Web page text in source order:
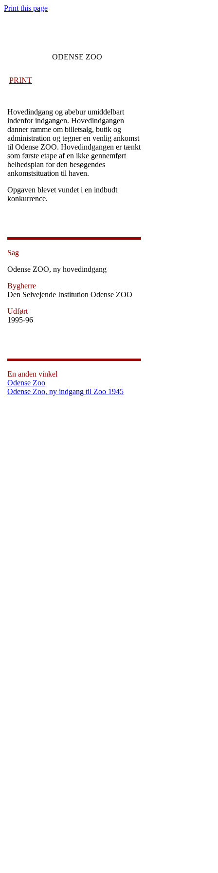
Print this page
ODENSE ZOO
PRINT
Hovedindgang og abebur umiddelbart
indenfor indgangen. Hovedindgangen
danner ramme om billetsalg, butik og
administration og tegner en venlig ankomst
til Odense ZOO. Hovedindgangen er tænkt
som første etape af en ikke gennemført
helhedsplan for den besøgendes
ankomstsituation til haven.
Opgaven blevet vundet i en indbudt
konkurrence.
Sag
Odense ZOO, ny hovedindgang
Bygherre
Den Selvejende Institution Odense ZOO
Udført
1995-96
En anden vinkel
Odense Zoo
Odense Zoo, ny indgang til Zoo 1945